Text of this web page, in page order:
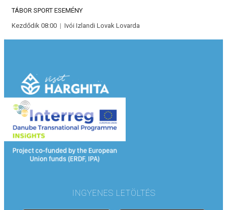
TÁBOR SPORT ESEMÉNY
Kezdődik 08:00 | Ivói Izlandi Lovak Lovarda
INGYENES LETÖLTÉS